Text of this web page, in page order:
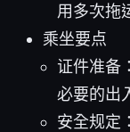
用多次拖
乘坐要点
证件准备
必要的出
安全规定